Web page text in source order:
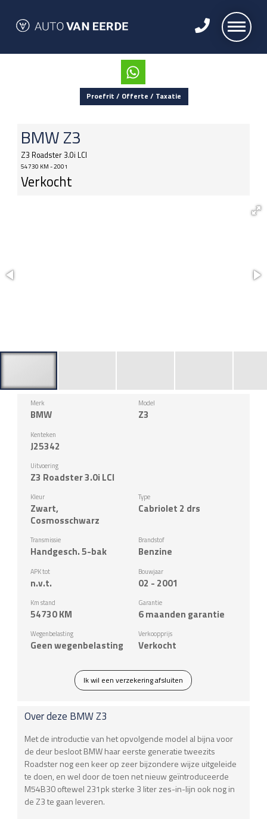
Proefrit / Offerte / Taxatie
BMWZ3
Z3 Roadster 3.0i LCI
54730 KM - 2001
Verkocht
Merk
BMW
Model
Z3
Kenteken
J25342
Uitvoering
Z3 Roadster 3.0i LCI
Kleur
Zwart,
Cosmosschwarz
Type
Cabriolet 2 drs
Transmissie
Handgesch. 5-bak
Brandstof
Benzine
APK tot
n.v.t.
Bouwjaar
02 - 2001
Km stand
54730KM
Garantie
6 maanden garantie
Wegenbelasting
Geen wegenbelasting
Verkoopprijs
Verkocht
Ik wil een verzekering afsluiten
Over deze BMWZ3
Met de introductie van het opvolgende model al bijna voor
de deur besloot BMW haar eerste generatie tweezits
Roadster nog een keer op zeer bijzondere wijze uitgeleide
te doen, en wel door de toen net nieuw geïntroduceerde
M54B30 oftewel 231pk sterke 3 liter zes-in-lijn ook nog in
de Z3 te gaan leveren.